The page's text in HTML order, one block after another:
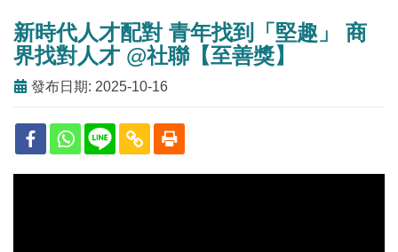
新時代人才配對 青年找到「堅趣」 商
界找對人才 @社聯【至善獎】
發布日期: 2025-10-16